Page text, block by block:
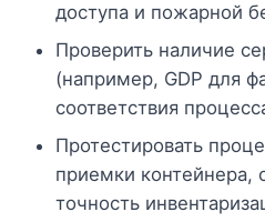
доступа и пожарной
Проверить наличие
(например, GDP для
соответствия
Протестировать
приемки контейнера,
точность